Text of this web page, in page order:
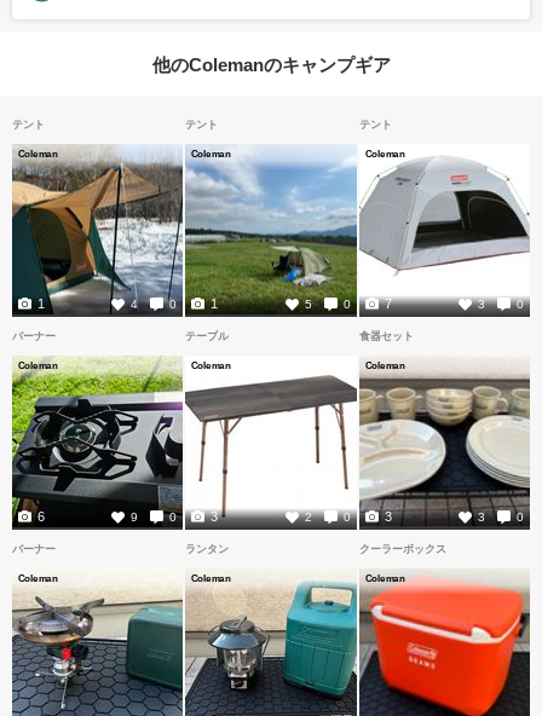
他のColemanのキャンプギア
テント
Coleman
4 0
1
テント
Coleman
5 0
1
テント
Coleman
3 0
7
バーナー
Coleman
9 0
6
テーブル
Coleman
2 0
3
食器セット
Coleman
3 0
3
バーナー
Coleman
ランタン
Coleman
クーラーボックス
Coleman